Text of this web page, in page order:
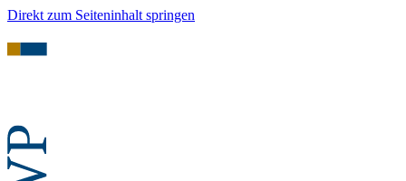
Direkt zum Seiteninhalt springen